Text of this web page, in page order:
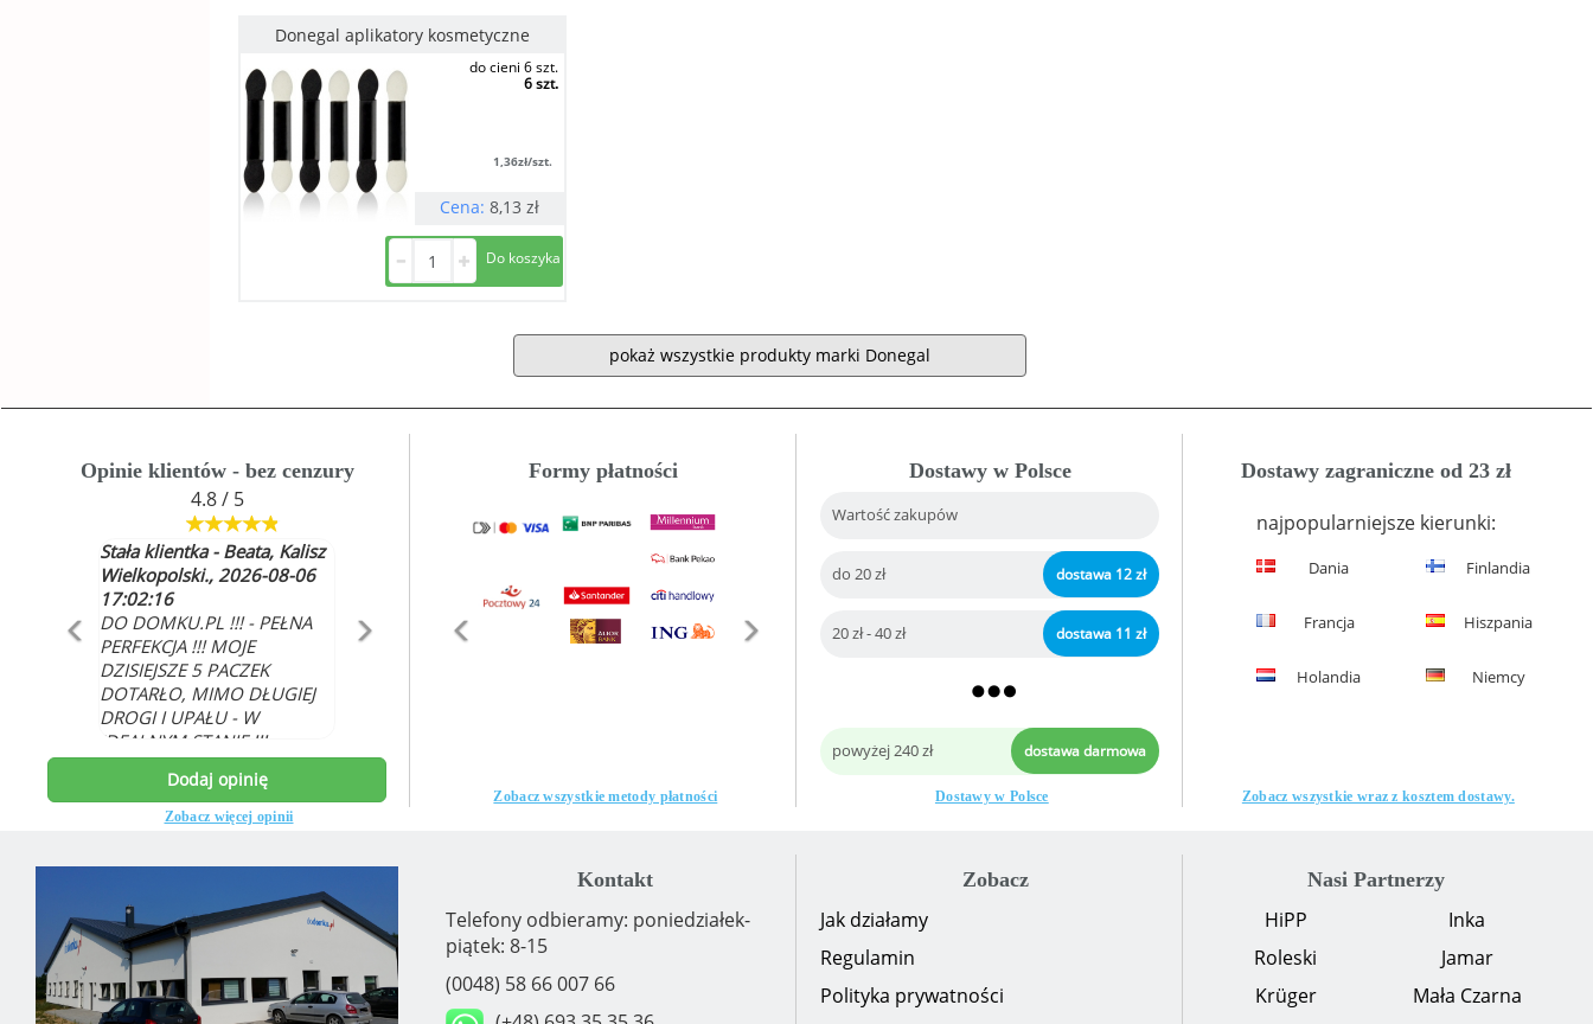
Donegal aplikatory kosmetyczne
do cieni 6 szt.
6 szt.
1,36zł/szt.
Cena: 8,13 zł
pokaż wszystkie produkty marki Donegal
Opinie klientów - bez cenzury
4.8 / 5
Stała klientka - Beata, Kalisz
Wielkopolski., 2026-08-06
17:02:16
DO DOMKU.PL !!! - PEŁNA
PERFEKCJA !!! MOJE
DZISIEJSZE 5 PACZEK
DOTARŁO, MIMO DŁUGIEJ
DROGI I UPAŁU - W
IDEALNYM STANIE !!!
WSZYSTKO ŚWIEŻE I
NAJLEPSZEJ JAKOŚCI.
DZIĘKUJĘ, ŻE JESTEŚCIE I
Dodaj opinię
Zobacz więcej opinii
Formy płatności
Zobacz wszystkie metody płatności
Dostawy w Polsce
Wartość zakupów
do 20 zł dostawa 12 zł
20 zł - 40 zł dostawa 11 zł
powyżej 240 zł dostawa darmowa
Dostawy w Polsce
Dostawy zagraniczne od 23 zł
najpopularniejsze kierunki:
Dania Finlandia
Francja Hiszpania
Holandia Niemcy
Zobacz wszystkie wraz z kosztem dostawy.
Kontakt
Telefony odbieramy: poniedziałek-
piątek: 8-15
(0048) 58 66 007 66
Zobacz
Jak działamy
Regulamin
Polityka prywatności
Nasi Partnerzy
HiPP
Inka
Roleski
Jamar
Krüger
Mała Czarna